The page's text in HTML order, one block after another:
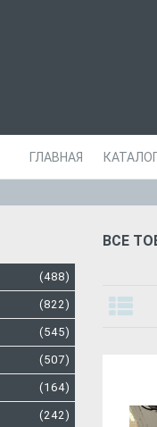
ГЛАВНАЯ
ВСЕ
(488)
(822)
(545)
(507)
(164)
(242)